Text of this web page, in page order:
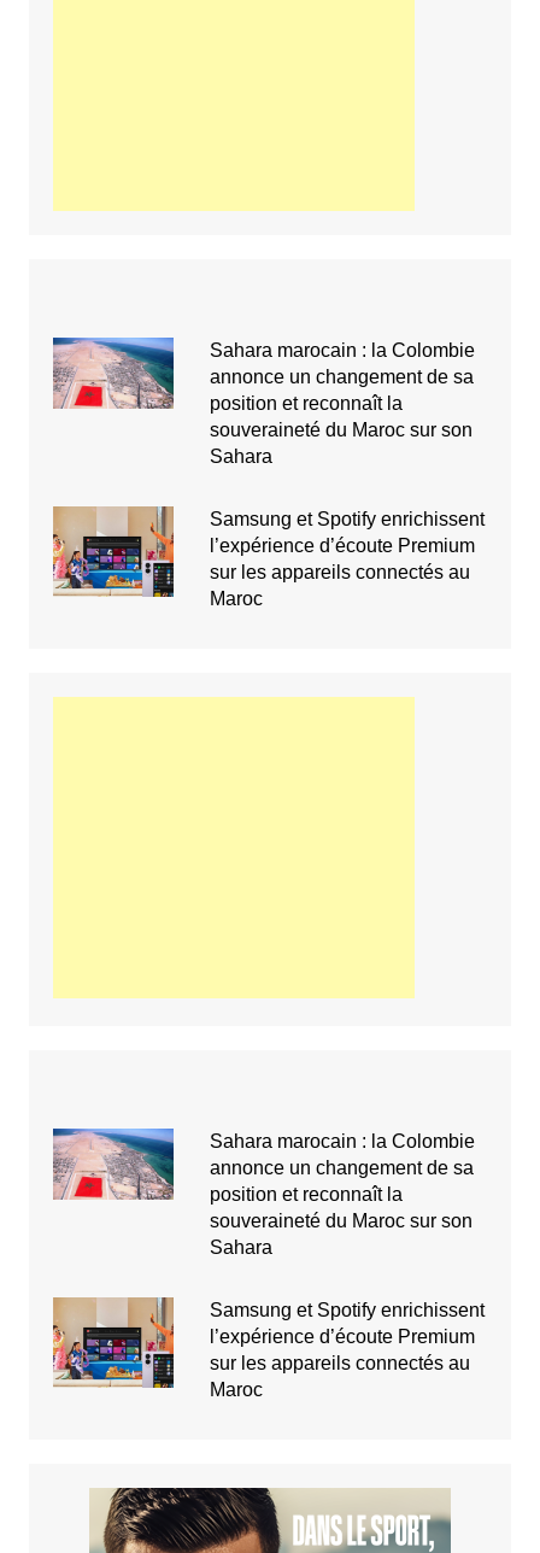
Sahara marocain : la Colombie
annonce un changement de sa
position et reconnaît la
souveraineté du Maroc sur son
Sahara
Samsung et Spotify enrichissent
l’expérience d’écoute Premium
sur les appareils connectés au
Maroc
Sahara marocain : la Colombie
annonce un changement de sa
position et reconnaît la
souveraineté du Maroc sur son
Sahara
Samsung et Spotify enrichissent
l’expérience d’écoute Premium
sur les appareils connectés au
Maroc